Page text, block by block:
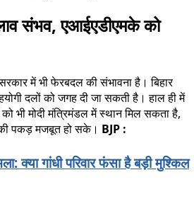
संभव,एआईएडीएमके को
में भी फेरबदल की संभावना है। बिहार
दलों को जगह दी जा सकती है। हाल ही में
भी मोदी मंत्रिमंडल में स्थान मिल सकता है,
पकड़ मजबूत हो सके। BJP :
गांधी परिवार फंसा है बड़ी मुश्किल